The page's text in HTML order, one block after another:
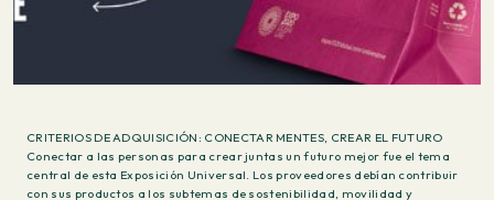
CRITERIOS DE ADQUISICIÓN: CONECTAR MENTES, CREAR EL FUTURO
Conectar a las personas para crear juntas un futuro mejor fue el tema
central de esta Exposición Universal. Los proveedores debían contribuir
con sus productos a los subtemas de sostenibilidad, movilidad y